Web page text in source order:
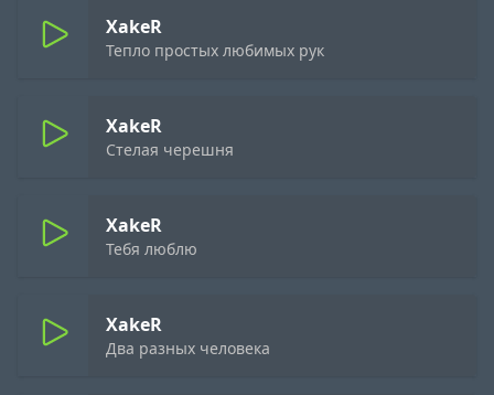
XakeR
Тепло простых любимых рук
XakeR
Стелая черешня
XakeR
Тебя люблю
XakeR
Два разных человека